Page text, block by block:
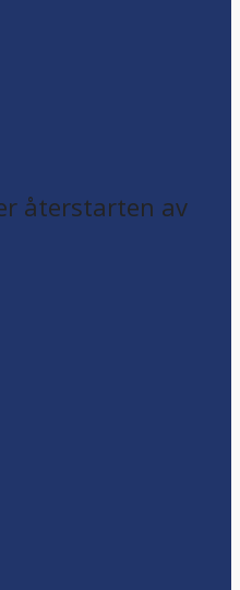
återstarten av